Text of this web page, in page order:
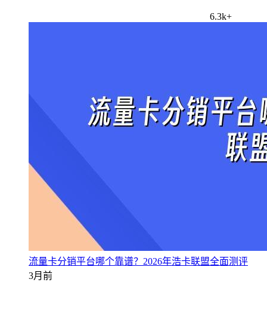
6.3k+
流量卡分销平台哪个靠谱？2026年浩卡联盟全面测评
3月前